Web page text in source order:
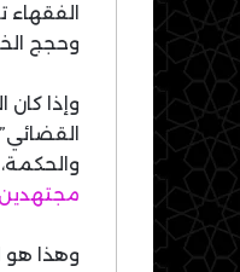
الفقهاء
وحجج
وإذا كان
مجتهدين
وهذا هو